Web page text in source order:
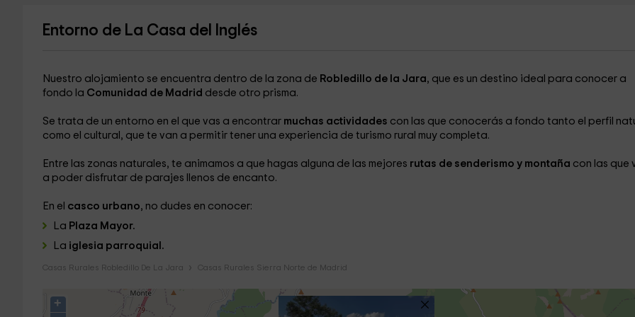
Entorno de La Casa del Inglés
Nuestro alojamiento se encuentra dentro de la zona de Robledillo de la Jara, que es un destino ideal para conocer a
fondo la Comunidad de Madrid desde otro prisma.
Se trata de un entorno en el que vas a encontrar muchas actividades con las que conocerás a fondo tanto el perfil
como el cultural, que te van a permitir tener una experiencia de turismo rural muy completa.
Entre las zonas naturales, te animamos a que hagas alguna de las mejores rutas de senderismo y montaña con las que
a poder disfrutar de parajes llenos de encanto.
En el casco urbano, no dudes en conocer:
La Plaza Mayor.
La iglesia parroquial.
Casas Rurales Robledillo De La Jara Casas Rurales Sierra Norte de Madrid
+